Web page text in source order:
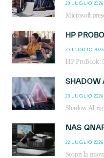
29 LUGLIO 2026
27 LUGLIO 2026
23 LUGLIO 2026
22 LUGLIO 2026